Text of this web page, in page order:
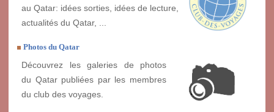
au Qatar: idées sorties, idées de lecture,
actualités du Qatar, ...
Photos du Qatar
Découvrez les galeries de photos
du Qatar publiées par les membres
du club des voyages.